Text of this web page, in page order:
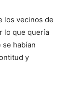
los vecinos de
lo que quería
se habían
y